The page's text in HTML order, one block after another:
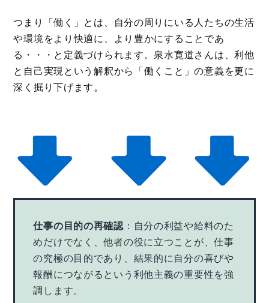
つまり「働く」とは、自分の周りにいる人たちの生活
や環境をより快適に、より豊かにすることであ
る・・・と定義づけられます。泉水寛道さんは、利他
と自己実現という解釈から「働くこと」の意義を更に
深く掘り下げます。
仕事の目的の再確認 ：自分の利益や給料のた
めだけでなく、他者の役に立つことが、仕事
の究極の目的であり、結果的に自分の喜びや
報酬につながるという利他主義の重要性を強
調します。